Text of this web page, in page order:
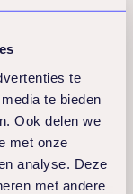
te
te bieden
Ook delen we
met onze
analyse. Deze
met andere